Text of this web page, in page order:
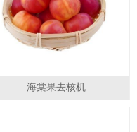
海棠果去核机
专利号： ZL2013 2 0363818.0
专利产品，仿冒违法！